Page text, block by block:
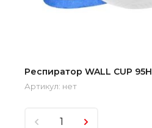
Респиратор WALL CUP 95H
Артикул: нет